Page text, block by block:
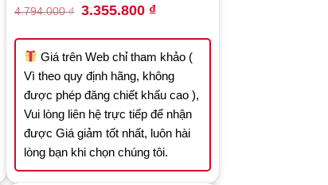
4.794.000₫ Original
price
4.794.000 ₫.
3.355.800 ₫Current
3.355.800 ₫.
Giá trên Web chỉ tham khảo (
Vì theo quy định hãng, không
được phép đăng chiết khấu cao ),
Vui lòng liên hệ trực tiếp để nhận
được Giá giảm tốt nhất, luôn hài
lòng bạn khi chọn chúng tôi.